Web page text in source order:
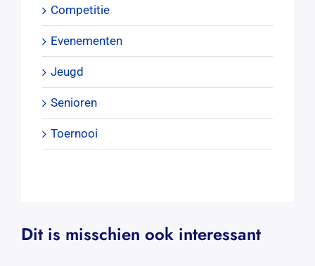
Competitie
Evenementen
Jeugd
Senioren
Toernooi
Dit is misschien ook interessant